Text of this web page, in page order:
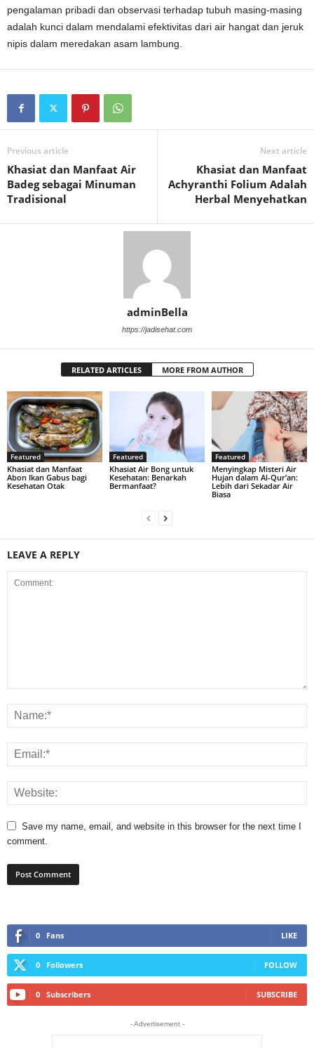
pengalaman pribadi dan observasi terhadap tubuh masing-masing
adalah kunci dalam mendalami efektivitas dari air hangat dan jeruk
nipis dalam meredakan asam lambung.
Previous article
Khasiat dan Manfaat Air
Badeg sebagai Minuman
Tradisional
Next article
Khasiat dan Manfaat
Achyranthi Folium Adalah
Herbal Menyehatkan
adminBella
https://jadisehat.com
RELATED ARTICLES MORE FROM AUTHOR
Featured
Khasiat dan Manfaat
Abon Ikan Gabus bagi
Kesehatan Otak
Featured
Khasiat Air Bong untuk
Kesehatan: Benarkah
Bermanfaat?
Featured
Menyingkap Misteri Air
Hujan dalam Al-Qur’an:
Lebih dari Sekadar Air
Biasa
LEAVE A REPLY
Save my name, email, and website in this browser for the next time I
comment.
0 Fans LIKE
0 Followers FOLLOW
0 Subscribers SUBSCRIBE
- Advertisement -